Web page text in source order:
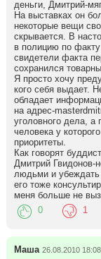
деньги, Дмитрий-
На выставках он
некоторые вещи
скрывается. В
в полицию по
свидетели факта
сохранился
Я просто хочу
кого себя выдает.
обладает
на адрес-
уголовного дела, а
человека у
приоритеты.
Как говорят
Дмитрий Гвидонов-
людьми и убеждать
его тоже
меня больше не
0 1
Маша 26.08.2010 18:08